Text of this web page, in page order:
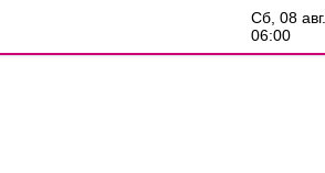
сб, 08 авг.
06:00